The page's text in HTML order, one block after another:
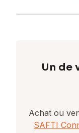
Un de
Achat ou
SAFTI